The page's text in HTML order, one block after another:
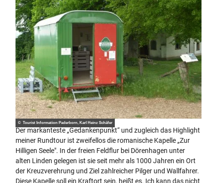
© Tourist Information Paderborn, Karl Heinz Schäfer
Der markanteste „Gedankenpunkt“ und zugleich das Highlight
meiner Rundtour ist zweifellos die romanische Kapelle „Zur
Hilligen Seele". In der freien Feldflur bei Dörenhagen unter
alten Linden gelegen ist sie seit mehr als 1000 Jahren ein Ort
der Kreuzverehrung und Ziel zahlreicher Pilger und Wallfahrer.
Diese Kapelle soll ein Kraftort sein, heißt es. Ich kann das nicht